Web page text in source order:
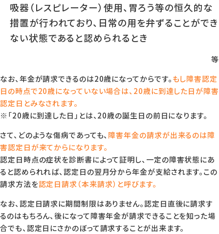
吸器（レスピレーター）使用、胃ろう等の恒久的な
措置が行われており、日常の用を弁ずることができ
ない状態であると認められるとき
等
なお、年金が請求できるのは20歳になってからです。もし障害認定
日の時点で20歳になっていない場合は、20歳に到達した日が障害
認定日とみなされます。
※「20歳に到達した日」とは、20歳の誕生日の前日になります。
さて、どのような傷病であっても、 障害年金の請求が出来るのは障
害認定日が来てからになります。
認定日時点の症状を診断書によって証明し、一定の障害状態にあ
ると認められれば、認定日の翌月分から年金が支給されます。この
請求方法を認定日請求（本来請求）と呼びます。
なお、認定日請求に期間制限はありません。認定日直後に請求す
るのはもちろん、後になって障害年金が請求できることを知った場
合でも、認定日にさかのぼって請求することが出来ます。